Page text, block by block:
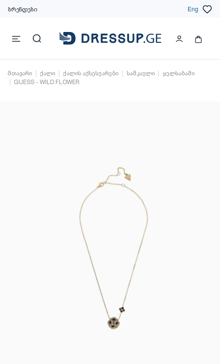
ბრენდები Eng
მთავარი ქალი ქალის აქსესუარები სამკაული
ყელსაბამი
GUESS - WILD FLOWER